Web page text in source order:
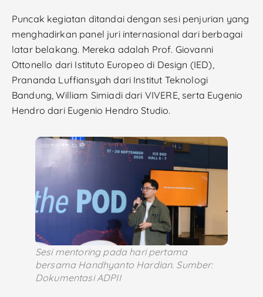
Puncak kegiatan ditandai dengan sesi penjurian yang
menghadirkan panel juri internasional dari berbagai
latar belakang. Mereka adalah Prof. Giovanni
Ottonello dari Istituto Europeo di Design (IED),
Prananda Luffiansyah dari Institut Teknologi
Bandung, William Simiadi dari VIVERE, serta Eugenio
Hendro dari Eugenio Hendro Studio.
Sesi mentoring pada hari pertama
bersama Handhyanto Hardian. Sumber:
Dokumentasi ADPII